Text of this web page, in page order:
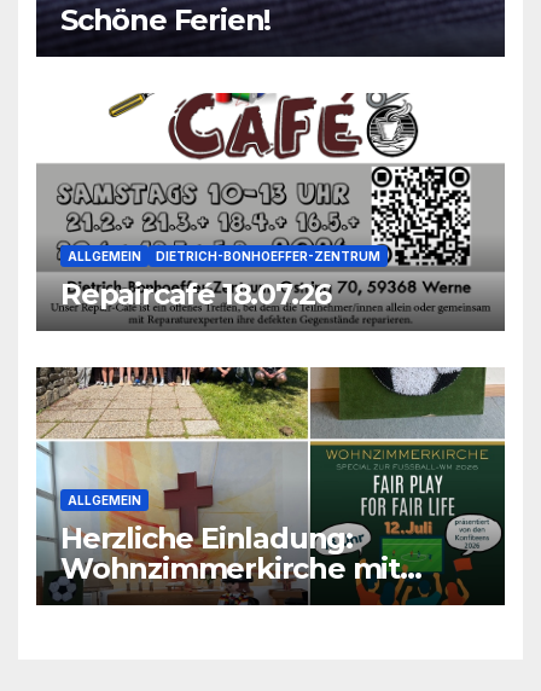
Schöne Ferien!
ALLGEMEIN DIETRICH-BONHOEFFER-ZENTRUM
Repaircafé 18.07.26
ALLGEMEIN
Herzliche Einladung:
Wohnzimmerkirche mit
unseren Konfis